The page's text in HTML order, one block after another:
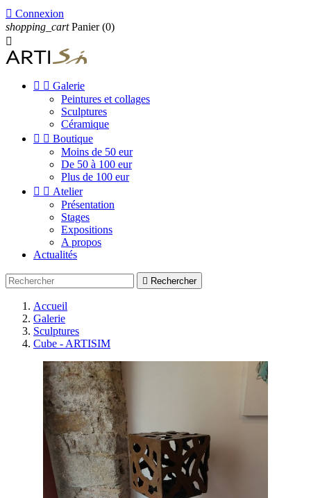
 Connexion
shopping_cart Panier (0)

  Galerie
Peintures et collages
Sculptures
Céramique
  Boutique
Moins de 50 eur
De 50 à 100 eur
Plus de 100 eur
  Atelier
Présentation
Stages
Expositions
A propos
Actualités
 Rechercher
Accueil
Galerie
Sculptures
Cube - ARTISIM